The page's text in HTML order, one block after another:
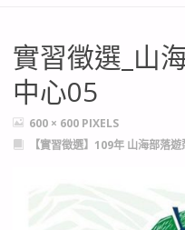
實習徵選_山
中心05
FULL
SIZE
600 × 600 PIXELS
【實習徵選】109年 山海部落